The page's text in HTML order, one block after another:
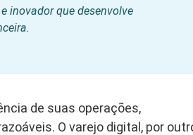
inovador que desenvolve
de suas operações,
O varejo digital, por